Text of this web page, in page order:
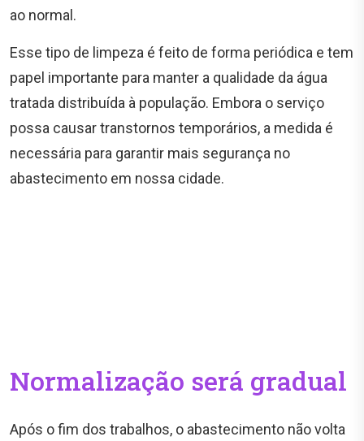
ao normal.
Esse tipo de limpeza é feito de forma periódica e tem
papel importante para manter a qualidade da água
tratada distribuída à população. Embora o serviço
possa causar transtornos temporários, a medida é
necessária para garantir mais segurança no
abastecimento em nossa cidade.
Normalização será gradual
Após o fim dos trabalhos, o abastecimento não volta